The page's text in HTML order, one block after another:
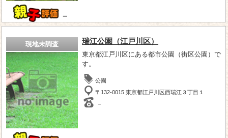
－
現地未調査 瑞江公園（江戸川区）
東京都江戸川区にある都市公園（街区公園）で
す。
公園
〒132-0015 東京都江戸川区西瑞江３丁目１
－